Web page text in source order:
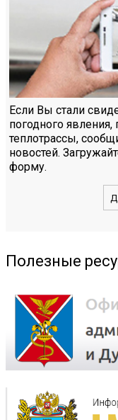
Если Вы стали
погодного
теплотрассы,
новостей.
форму.
Полезные